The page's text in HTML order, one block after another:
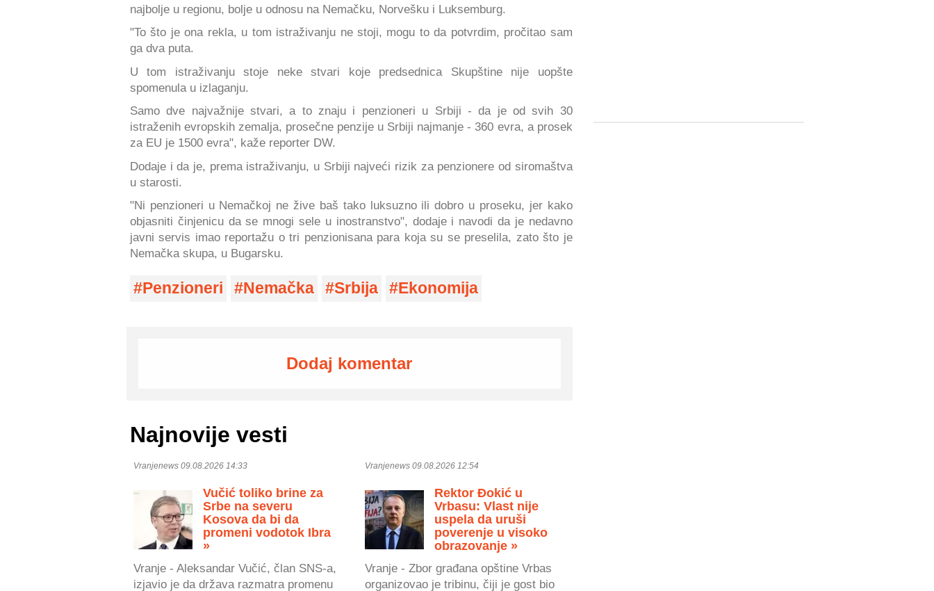
najbolje u regionu, bolje u odnosu na Nemačku, Norvešku i Luksemburg.
"To što je ona rekla, u tom istraživanju ne stoji, mogu to da potvrdim, pročitao sam
ga dva puta.
U tom istraživanju stoje neke stvari koje predsednica Skupštine nije uopšte
spomenula u izlaganju.
Samo dve najvažnije stvari, a to znaju i penzioneri u Srbiji - da je od svih 30
istraženih evropskih zemalja, prosečne penzije u Srbiji najmanje - 360 evra, a prosek
za EU je 1500 evra", kaže reporter DW.
Dodaje i da je, prema istraživanju, u Srbiji najveći rizik za penzionere od siromaštva
u starosti.
"Ni penzioneri u Nemačkoj ne žive baš tako luksuzno ili dobro u proseku, jer kako
objasniti činjenicu da se mnogi sele u inostranstvo", dodaje i navodi da je nedavno
javni servis imao reportažu o tri penzionisana para koja su se preselila, zato što je
Nemačka skupa, u Bugarsku.
Penzioneri Nemačka Srbija Ekonomija
Dodaj komentar
Najnovije vesti
Vranjenews 09.08.2026 14:33
Vučić toliko brine za
Srbe na severu
Kosova da bi da
promeni vodotok Ibra
»
Vranje - Aleksandar Vučić, član SNS-a,
izjavio je da država razmatra promenu
Vranjenews 09.08.2026 12:54
Rektor Đokić u
Vrbasu: Vlast nije
uspela da uruši
poverenje u visoko
obrazovanje »
Vranje - Zbor građana opštine Vrbas
organizovao je tribinu, čiji je gost bio